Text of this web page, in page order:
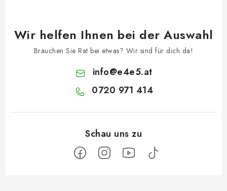
Wir helfen Ihnen bei der Auswahl
Brauchen Sie Rat bei etwas? Wir sind für dich da!
info@e4e5.at
0720 971 414